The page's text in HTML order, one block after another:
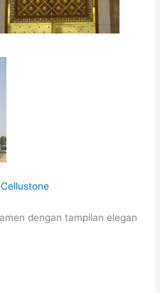
dengan tampilan elegan